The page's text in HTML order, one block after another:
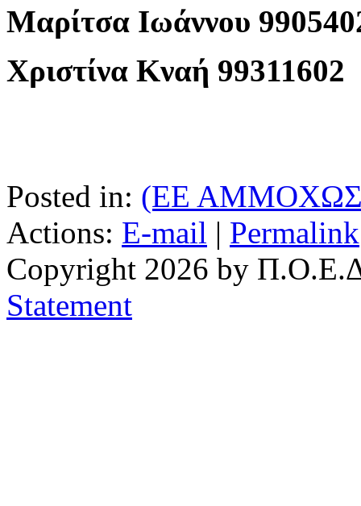
Μαρίτσα Ιωάννου
Χριστίνα Κναή 99311602
Posted in: (ΕΕ
Actions: E-mail | Permalink
Copyright 2026 by
Statement